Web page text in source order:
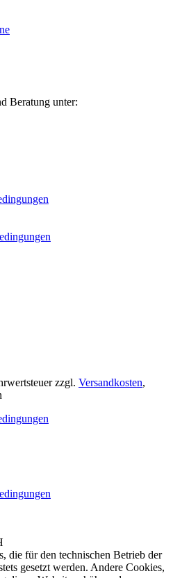
Beratung unter:
zzgl. Versandkosten,
die für den technischen Betrieb der
gesetzt werden. Andere Cookies,